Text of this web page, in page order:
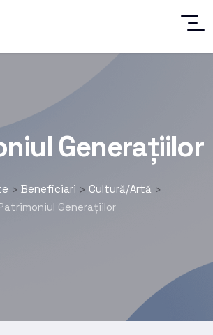
Generațiilor
> Beneficiari > Cultură/Artă >
Generațiilor